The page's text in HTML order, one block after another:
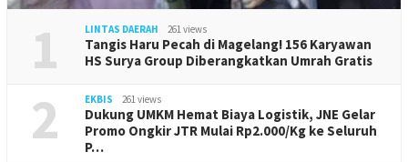
1 LINTAS DAERAH 261 views
Tangis Haru Pecah di Magelang! 156 Karyawan
HS Surya Group Diberangkatkan Umrah Gratis
2 EKBIS 261 views
Dukung UMKM Hemat Biaya Logistik, JNE Gelar
Promo Ongkir JTR Mulai Rp2.000/Kg ke Seluruh
P…